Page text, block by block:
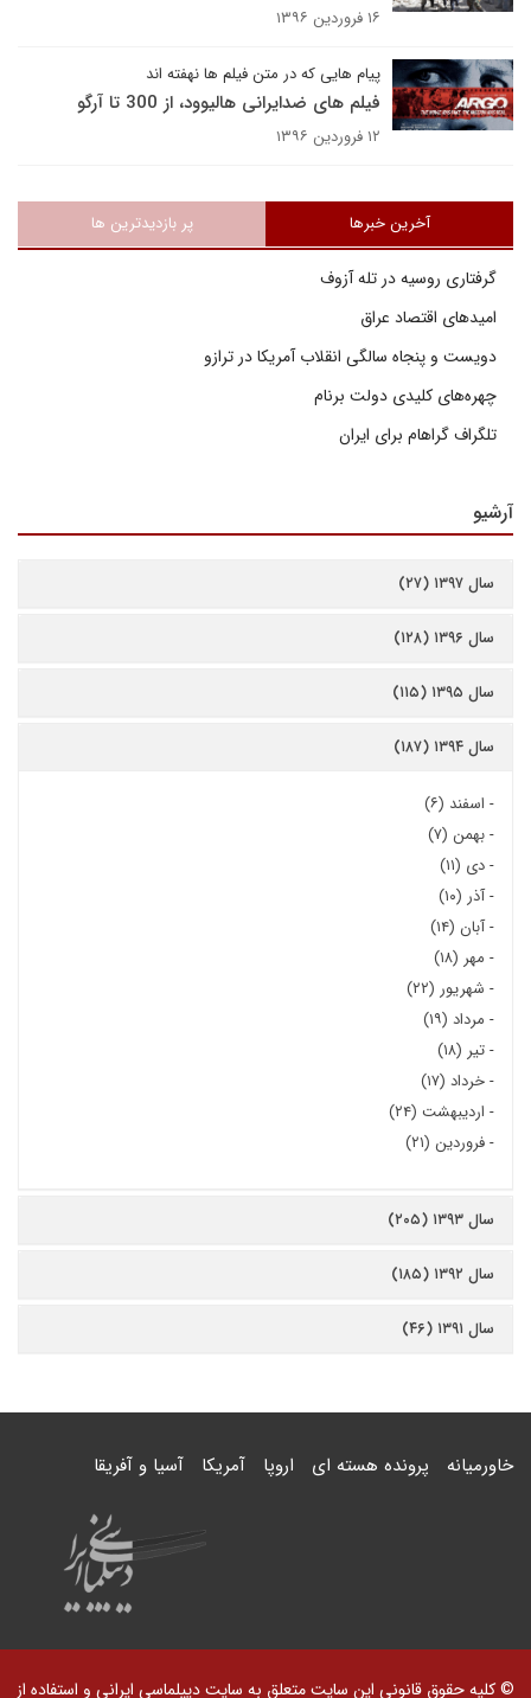
۱۶ فروردین ۱۳۹۶
پیام هایی که در متن فیلم ها نهفته اند
فیلم های ضدایرانی هالیوود، از 300 تا آرگو
۱۲ فروردین ۱۳۹۶
آخرین خبرها پر بازدیدترین ها
گرفتاری روسیه در تله آزوف
امیدهای اقتصاد عراق
دویست و پنجاه سالگی انقلاب آمریکا در ترازو
چهره‌های کلیدی دولت برنام
تلگراف گراهام برای ایران
آرشیو
سال ۱۳۹۷ (۲۷)
سال ۱۳۹۶ (۱۲۸)
سال ۱۳۹۵ (۱۱۵)
سال ۱۳۹۴ (۱۸۷)
- اسفند (۶)
-بهمن (۷)
-دی (۱۱)
-آذر (۱۰)
-آبان (۱۴)
- مهر (۱۸)
- شهریور (۲۲)
- مرداد (۱۹)
-تیر (۱۸)
-خرداد (۱۷)
- اردیبهشت (۲۴)
-فروردین (۲۱)
سال ۱۳۹۳ (۲۰۵)
سال ۱۳۹۲ (۱۸۵)
سال ۱۳۹۱ (۴۶)
خاورمیانه پرونده هسته ای اروپا آمریکا آسیا و آفریقا
© کلیه حقوق قانونی این سایت متعلق به سایت دیپلماسی ایرانی و استفاده از